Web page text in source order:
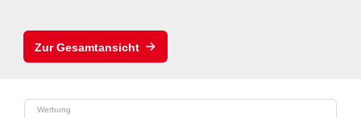
Zur Gesamtansicht
Werbung